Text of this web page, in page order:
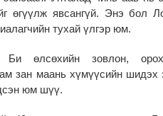
өгүүлж явсангүй. Энэ бол
тухай үлгэр юм.
Би өлсөхийн зовлон,
зан маань хүмүүсийн шидэх
юм шүү.